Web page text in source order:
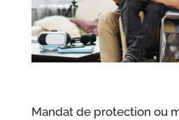
Mandat de protection ou